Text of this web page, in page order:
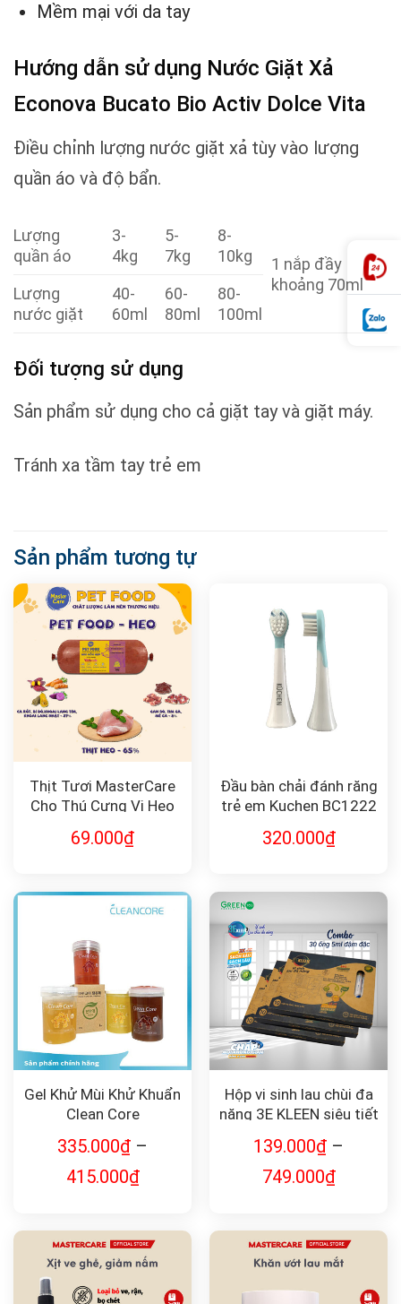
Mềm mại với da tay
Hướng dẫn sử dụng Nước Giặt Xả
Econova Bucato Bio Activ Dolce Vita
Điều chỉnh lượng nước giặt xả tùy vào lượng
quần áo và độ bẩn.
Lượng
quần áo
3-
4kg
5-
7kg
8-
10kg
1 nắp đầy
khoảng 70ml
Lượng
nước giặt
40-
60ml
60-
80ml
80-
100ml
Đối tượng sử dụng
Sản phẩm sử dụng cho cả giặt tay và giặt máy.
Tránh xa tầm tay trẻ em
Sản phẩm tương tự
Thịt Tươi MasterCare
Cho Thú Cưng Vị Heo
69.000₫
Đầu bàn chải đánh răng
trẻ em Kuchen BC1222
320.000₫
Gel Khử Mùi Khử Khuẩn
Clean Core
335.000₫ –
415.000₫
Hộp vi sinh lau chùi đa
năng 3E KLEEN siêu tiết
Canada)
139.000₫ –
749.000₫